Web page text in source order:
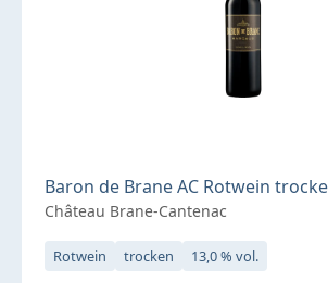
Baron de Brane AC Rotwein
Château Brane-Cantenac
Rotwein trocken 13,0 % vol.